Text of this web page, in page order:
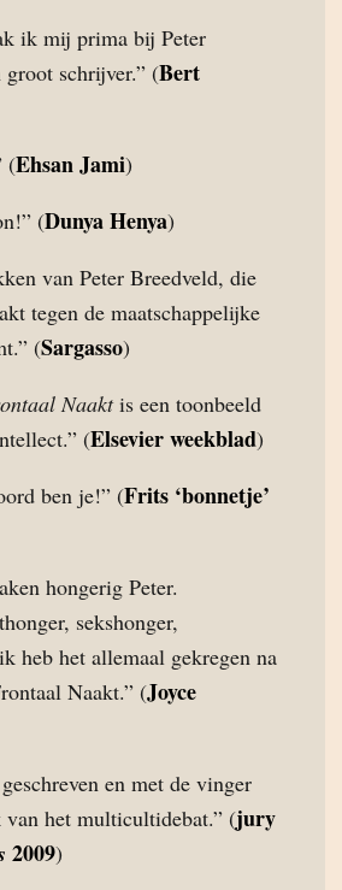
ik mij prima bij Peter
schrijver.” (Bert
(Ehsan Jami)
(Dunya Henya)
van Peter Breedveld, die
tegen de maatschappelijke
(Sargasso)
Naaktis een toonbeeld
(Elsevier weekblad)
ben je!” (Frits ‘bonnetje’
hongerig Peter.
sekshonger,
heb het allemaal gekregen na
Naakt.” (Joyce
en met de vinger
van het multicultidebat.” (jury
2009)